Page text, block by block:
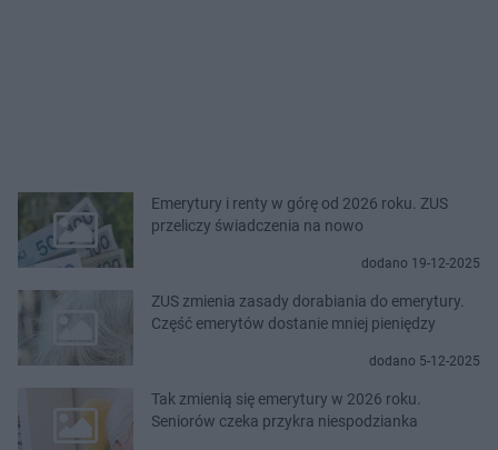
Emerytury i renty w górę od 2026 roku. ZUS
przeliczy świadczenia na nowo
dodano 19-12-2025
ZUS zmienia zasady dorabiania do emerytury.
Część emerytów dostanie mniej pieniędzy
dodano 5-12-2025
Tak zmienią się emerytury w 2026 roku.
Seniorów czeka przykra niespodzianka